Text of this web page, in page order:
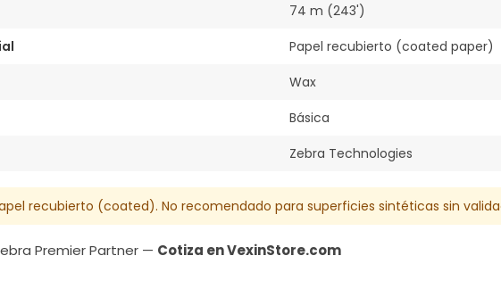
74 m (243')
Papel recubierto (coated paper)
Wax
Básica
Zebra Technologies
recubierto (coated). No recomendado para superficies sintéticas sin
Premier Partner — Cotiza en VexinStore.com